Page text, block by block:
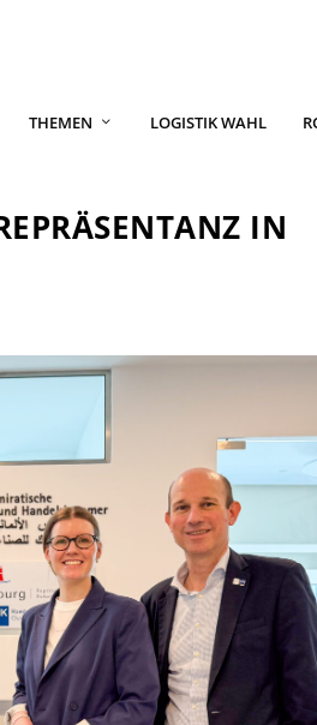
THEMEN LOGISTIK WAHL
IN